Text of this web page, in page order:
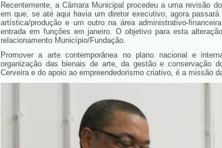
Recentemente, a Câmara Municipal procedeu a uma revisão
em que, se até aqui havia um diretor executivo, agora
artística/produção e um outro na área administrativo-
entrada em funções em janeiro. O objetivo para esta
relacionamento Município/Fundação.
Promover a arte contemporânea no plano nacional e
organização das bienais de arte, da gestão e conservação
Cerveira e do apoio ao empreendedorismo criativo, é a missão